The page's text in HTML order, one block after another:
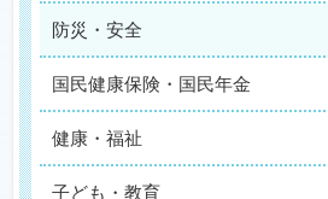
防災・安全
国民健康保険・国民年金
健康・福祉
子ども・教育